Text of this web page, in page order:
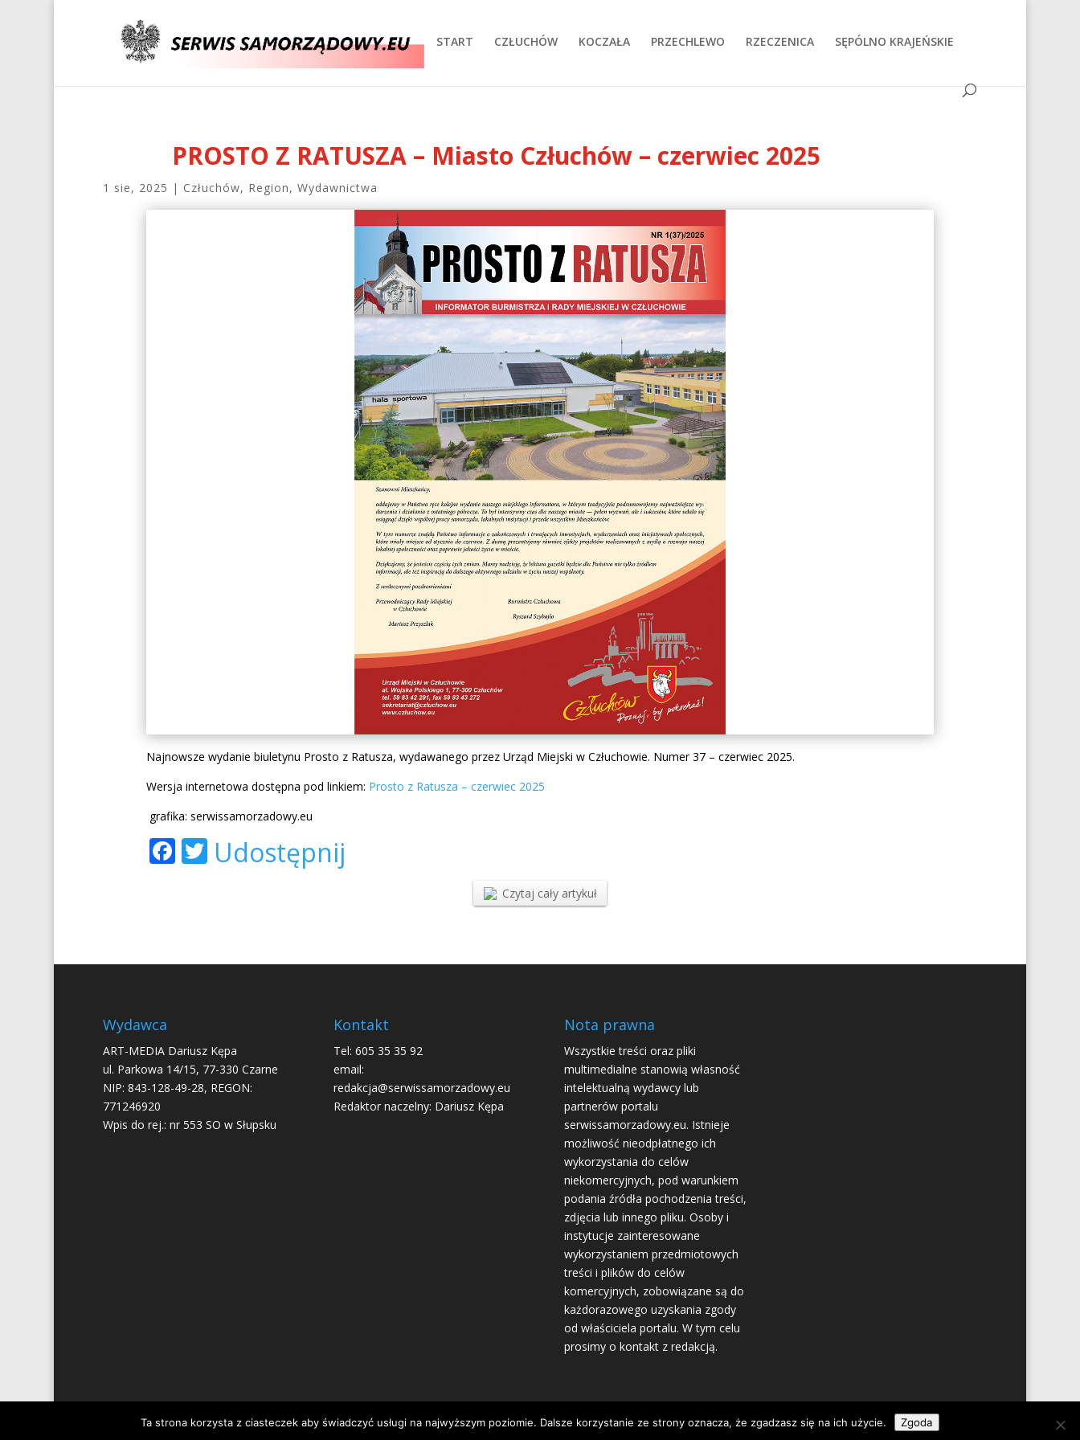
START CZŁUCHÓW KOCZAŁA PRZECHLEWO RZECZENICA SĘPÓLNO KRAJEŃSKIE
PROSTO Z RATUSZA – Miasto Człuchów – czerwiec 2025
1 sie, 2025 | Człuchów, Region, Wydawnictwa
Najnowsze wydanie biuletynu Prosto z Ratusza, wydawanego przez Urząd Miejski w Człuchowie. Numer 37 – czerwiec 2025.
Wersja internetowa dostępna pod linkiem: Prosto z Ratusza – czerwiec 2025
grafika: serwissamorzadowy.eu
Facebook
Twitter
Udostępnij
Czytaj cały artykuł
Wydawca
ART-MEDIA Dariusz Kępa
ul. Parkowa 14/15, 77-330 Czarne
NIP: 843-128-49-28, REGON:
771246920
Wpis do rej.: nr 553 SO w Słupsku
Kontakt
Tel: 605 35 35 92
email:
redakcja@serwissamorzadowy.eu
Redaktor naczelny: Dariusz Kępa
Nota prawna
Wszystkie treści oraz pliki
multimedialne stanowią własność
intelektualną wydawcy lub
partnerów portalu
serwissamorzadowy.eu. Istnieje
możliwość nieodpłatnego ich
wykorzystania do celów
niekomercyjnych, pod warunkiem
podania źródła pochodzenia treści,
zdjęcia lub innego pliku. Osoby i
instytucje zainteresowane
wykorzystaniem przedmiotowych
treści i plików do celów
komercyjnych, zobowiązane są do
każdorazowego uzyskania zgody
od właściciela portalu. W tym celu
prosimy o kontakt z redakcją.
Zaprojektowane przezElegant Themes| Obsługiwane przezWordPress
Ta strona korzysta z ciasteczek aby świadczyć usługi na najwyższym poziomie. Dalsze korzystanie ze strony oznacza, że zgadzasz się na ich użycie. Zgoda